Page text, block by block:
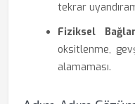
tekrar
Fiziksel
oksitlenme,
alamaması.